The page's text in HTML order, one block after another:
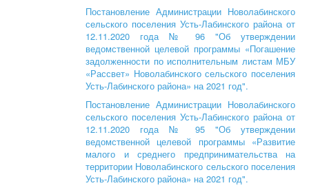
Постановление Администрации Новолабинского
сельского поселения Усть-Лабинского района от
12.11.2020 года № 96 "Об утверждении
ведомственной целевой программы «Погашение
задолженности по исполнительным листам МБУ
«Рассвет» Новолабинского сельского поселения
Усть-Лабинского района» на 2021 год".
Постановление Администрации Новолабинского
сельского поселения Усть-Лабинского района от
12.11.2020 года № 95 "Об утверждении
ведомственной целевой программы «Развитие
малого и среднего предпринимательства на
территории Новолабинского сельского поселения
Усть-Лабинского района» на 2021 год".